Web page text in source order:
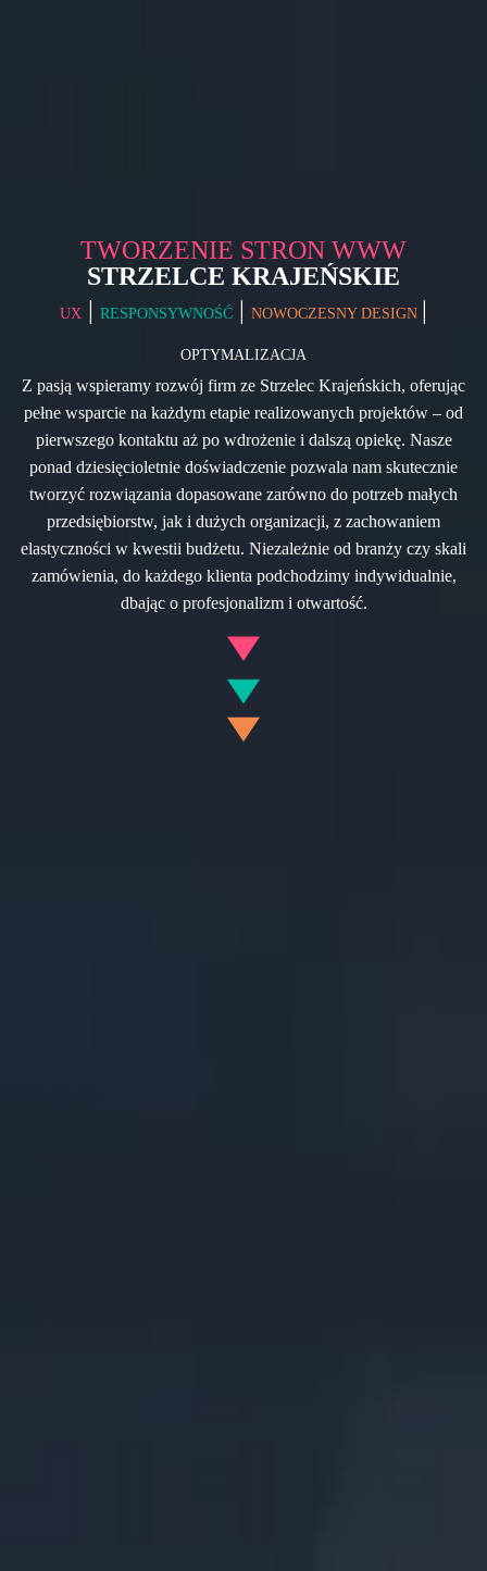
TWORZENIE STRON WWW
STRZELCE KRAJEŃSKIE
UX | RESPONSYWNOŚĆ | NOWOCZESNY DESIGN |
OPTYMALIZACJA
Z pasją wspieramy rozwój firm ze Strzelec Krajeńskich, oferując
pełne wsparcie na każdym etapie realizowanych projektów – od
pierwszego kontaktu aż po wdrożenie i dalszą opiekę. Nasze
ponad dziesięcioletnie doświadczenie pozwala nam skutecznie
tworzyć rozwiązania dopasowane zarówno do potrzeb małych
przedsiębiorstw, jak i dużych organizacji, z zachowaniem
elastyczności w kwestii budżetu. Niezależnie od branży czy skali
zamówienia, do każdego klienta podchodzimy indywidualnie,
dbając o profesjonalizm i otwartość.